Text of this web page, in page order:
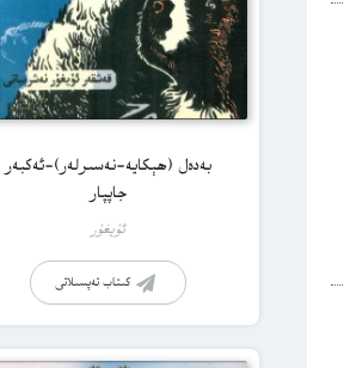
بەدەل (ھېكايە-نەسىرلەر)-ئەكبەر
جاپپار
ئۇيغۇر
كىتاب تەپسىلاتى